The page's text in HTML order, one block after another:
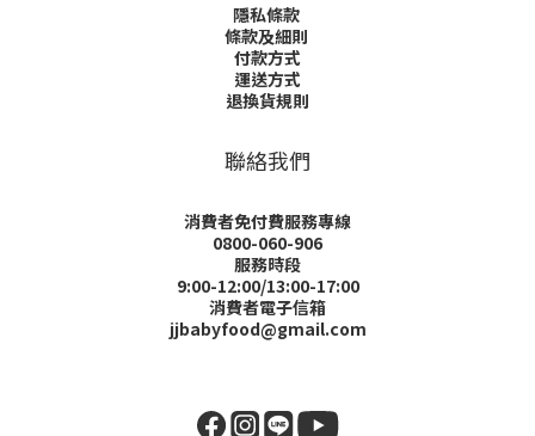
隱私條款
條款及細則
付款方式
運送方式
退換貨規則
聯絡我們
消費者免付費服務專線
0800-060-906
服務時段
9:00-12:00/13:00-17:00
消費者電子信箱
jjbabyfood@gmail.com